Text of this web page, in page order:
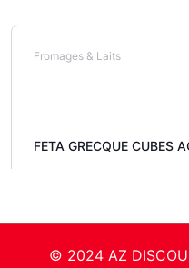
Fromages & Laits
FETA GRECQUE CUBES
© 2024 AZ